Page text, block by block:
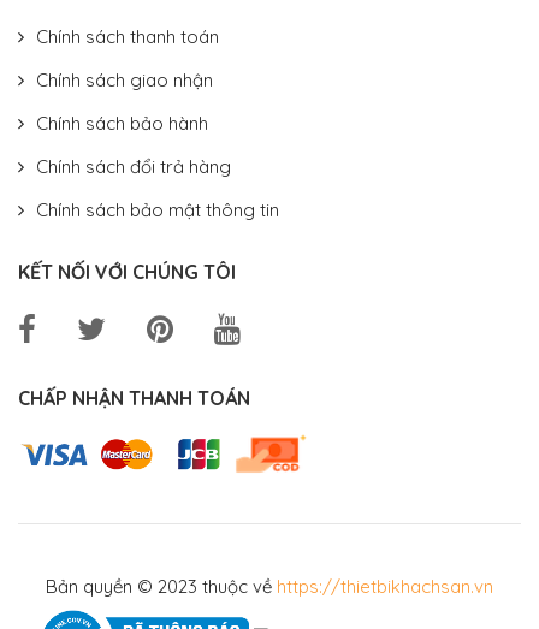
Chính sách thanh toán
Chính sách giao nhận
Chính sách bảo hành
Chính sách đổi trả hàng
Chính sách bảo mật thông tin
KẾT NỐI VỚI CHÚNG TÔI
CHẤP NHẬN THANH TOÁN
Bản quyền © 2023 thuộc về https://thietbikhachsan.vn